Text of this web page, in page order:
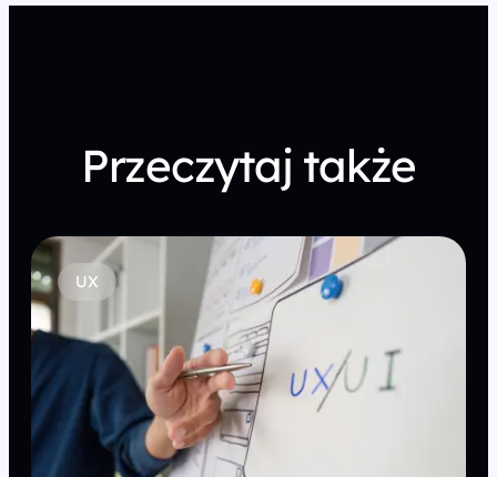
Przeczytaj także
UX